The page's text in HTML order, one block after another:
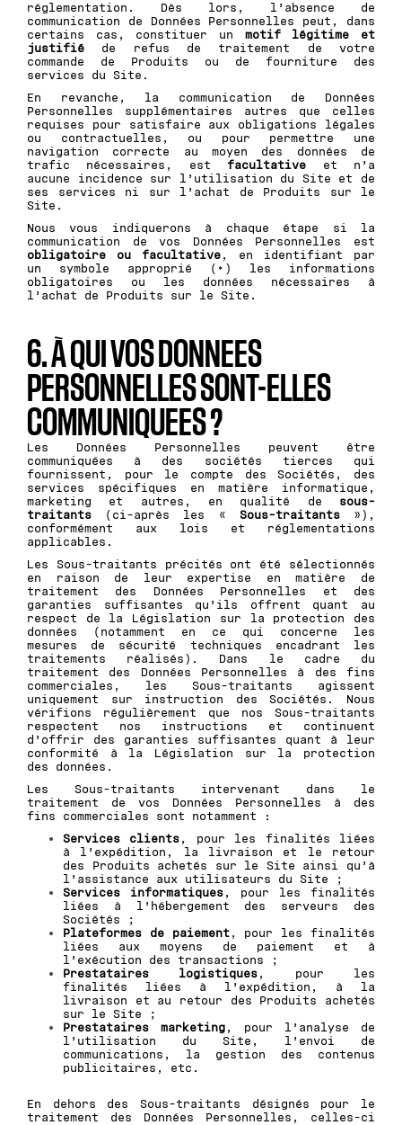
réglementation. Dès lors, l’absence de
communication de Données Personnelles peut, dans
certains cas, constituer un motif légitime et
justifié de refus de traitement de votre
commande de Produits ou de fourniture des
services du Site.
En revanche, la communication de Données
Personnelles supplémentaires autres que celles
requises pour satisfaire aux obligations légales
ou contractuelles, ou pour permettre une
navigation correcte au moyen des données de
trafic nécessaires, est facultative et n’a
aucune incidence sur l’utilisation du Site et de
ses services ni sur l’achat de Produits sur le
Site.
Nous vous indiquerons à chaque étape si la
communication de vos Données Personnelles est
obligatoire ou facultative , en identifiant par
un symbole approprié (*) les informations
obligatoires ou les données nécessaires à
l’achat de Produits sur le Site.
6. À QUI VOS DONNEES
PERSONNELLES SONT-ELLES
COMMUNIQUEES ?
Les Données Personnelles peuvent être
communiquées à des sociétés tierces qui
fournissent, pour le compte des Sociétés, des
services spécifiques en matière informatique,
marketing et autres, en qualité de sous-
traitants (ci-après les « Sous-traitants»),
conformément aux lois et réglementations
applicables.
Les Sous-traitants précités ont été sélectionnés
en raison de leur expertise en matière de
traitement des Données Personnelles et des
garanties suffisantes qu’ils offrent quant au
respect de la Législation sur la protection des
données (notamment en ce qui concerne les
mesures de sécurité techniques encadrant les
traitements réalisés). Dans le cadre du
traitement des Données Personnelles à des fins
commerciales, les Sous-traitants agissent
uniquement sur instruction des Sociétés. Nous
vérifions régulièrement que nos Sous-traitants
respectent nos instructions et continuent
d’offrir des garanties suffisantes quant à leur
conformité à la Législation sur la protection
des données.
Les Sous-traitants intervenant dans le
traitement de vos Données Personnelles à des
fins commerciales sont notamment :
Services clients , pour les finalités liées
à l’expédition, la livraison et le retour
des Produits achetés sur le Site ainsi qu’à
l’assistance aux utilisateurs du Site ;
Services informatiques , pour les finalités
liées à l’hébergement des serveurs des
Sociétés ;
Plateformes de paiement, pour les finalités
liées aux moyens de paiement et à
l’exécution des transactions ;
Prestataires logistiques , pour les
finalités liées à l’expédition, à la
livraison et au retour des Produits achetés
sur le Site ;
Prestataires marketing , pour l’analyse de
l’utilisation du Site, l’envoi de
communications, la gestion des contenus
publicitaires, etc.
En dehors des Sous-traitants désignés pour le
traitement des Données Personnelles, celles-ci